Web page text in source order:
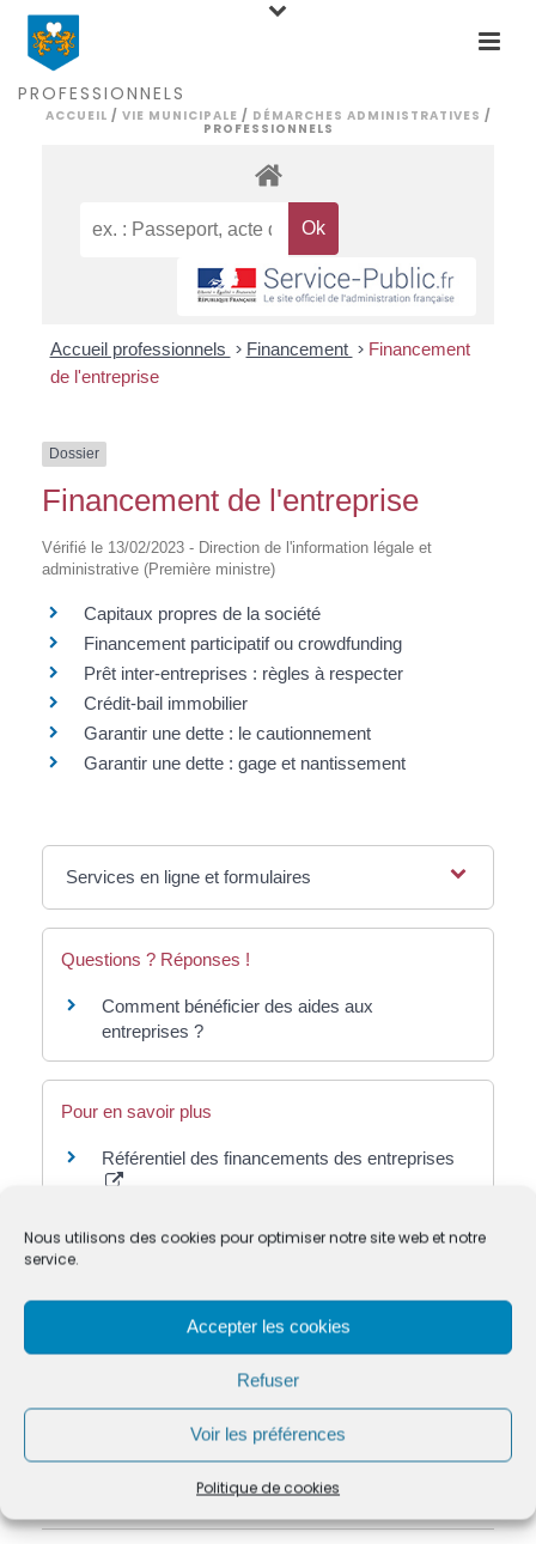
Nous utilisons des cookies pour optimiser notre site web et notre
service.
Accepter les cookies
Refuser
Voir les préférences
Politique de cookies
PROFESSIONNELS
ACCUEIL / VIE MUNICIPALE / DÉMARCHES ADMINISTRATIVES /
PROFESSIONNELS
Accueil professionnels > Financement > Financement
de l'entreprise
Dossier
Financement de l'entreprise
Vérifié le 13/02/2023 - Direction de l'information légale et
administrative (Première ministre)
Capitaux propres de la société
Financement participatif ou crowdfunding
Prêt inter-entreprises : règles à respecter
Crédit-bail immobilier
Garantir une dette : le cautionnement
Garantir une dette : gage et nantissement
Services en ligne et formulaires
Questions ? Réponses !
Comment bénéficier des aides aux
entreprises ?
Pour en savoir plus
Référentiel des financements des entreprises
Financement participatif ou crowdfunding
Ministère chargé de l'économie
auprès des dirigeants des très petites
entreprises
Banque de France